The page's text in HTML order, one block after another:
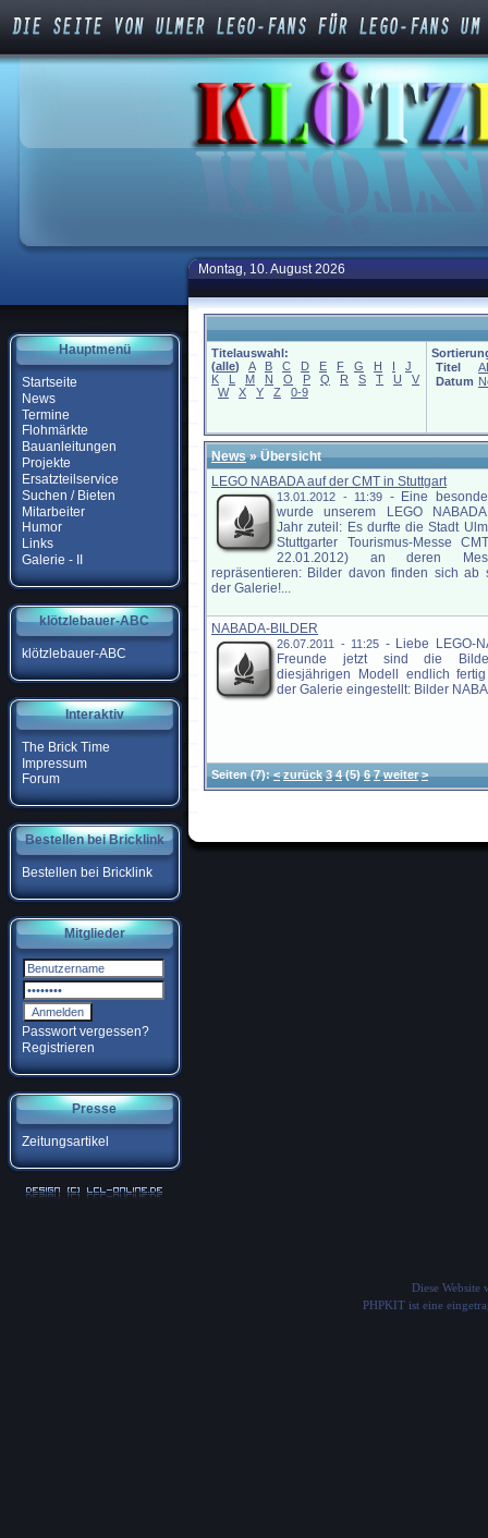
Hauptmenü
Startseite
News
Termine
Flohmärkte
Bauanleitungen
Projekte
Ersatzteilservice
Suchen / Bieten
Mitarbeiter
Humor
Links
Galerie - II
klötzlebauer-ABC
klötzlebauer-ABC
Interaktiv
The Brick Time
Impressum
Forum
Bestellen bei Bricklink
Bestellen bei Bricklink
Mitglieder
Passwort vergessen?
Registrieren
Presse
Zeitungsartikel
Montag, 10. August 2026
Titelauswahl:
(alle) A B C D E F G H I
J
K
L M N O P Q R S T U
V
W
X Y Z 0-9
Titel
Datum
News» Übersicht
LEGO NABADA auf der CMT in Stuttgart
13.01.2012 - 11:39 - Eine
wurde unserem LEGO
Jahr zuteil: Es durfte die Stadt
Stuttgarter Tourismus-Messe
22.01.2012) an deren
repräsentieren: Bilder davon finden sich ab
der Galerie!...
NABADA-BILDER
26.07.2011 - 11:25 - Liebe LEGO-
Freunde jetzt sind die
diesjährigen Modell endlich
der Galerie eingestellt: Bilder
Seiten(7):< zurück 3 4 (5) 6 7 weiter >
Diese Website
PHPKIT ist eine